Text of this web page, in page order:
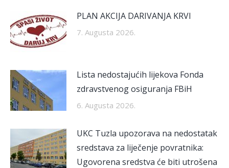
PLAN AKCIJA DARIVANJA KRVI
7. Augusta 2026.
Lista nedostajućih lijekova Fonda
zdravstvenog osiguranja FBiH
6. Augusta 2026.
UKC Tuzla upozorava na nedostatak
sredstava za liječenje povratnika:
Ugovorena sredstva će biti utrošena